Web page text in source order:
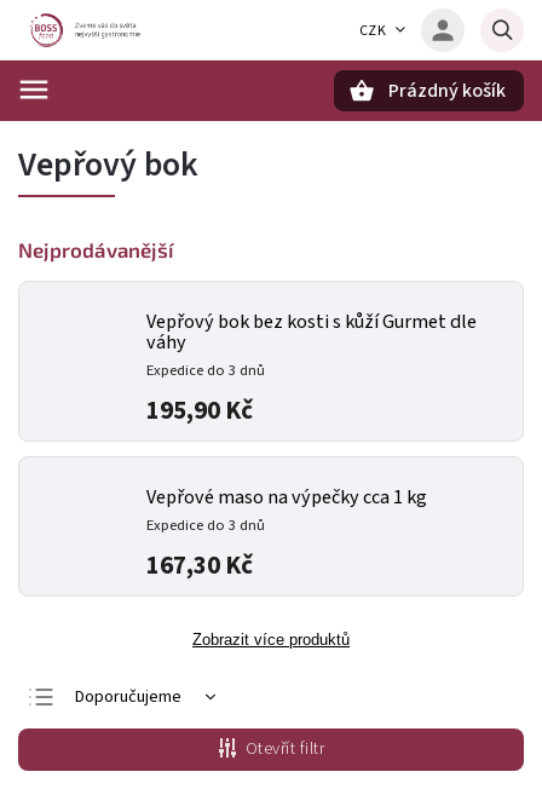
CZK
Prázdný košík
Vepřový bok
Nejprodávanější
Vepřový bok bez kosti s kůží Gurmet dle
váhy
Expedice do 3 dnů
195,90 Kč
Vepřové maso na výpečky cca 1 kg
Expedice do 3 dnů
167,30 Kč
Zobrazit více produktů
Doporučujeme
Nejlevnější
Nejdražší
Otevřít filtr